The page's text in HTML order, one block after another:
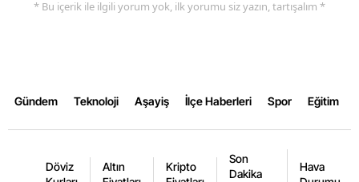
Tokat
Şanlıurfa
Van
* Bu içerik ile ilgili yorum yok, ilk yorumu siz yazın, tartışalım *
Gündem Teknoloji Aşayiş İlçe Haberleri Spor Eğitim
Döviz
Altın
Kripto
Son
Dakika
Hava